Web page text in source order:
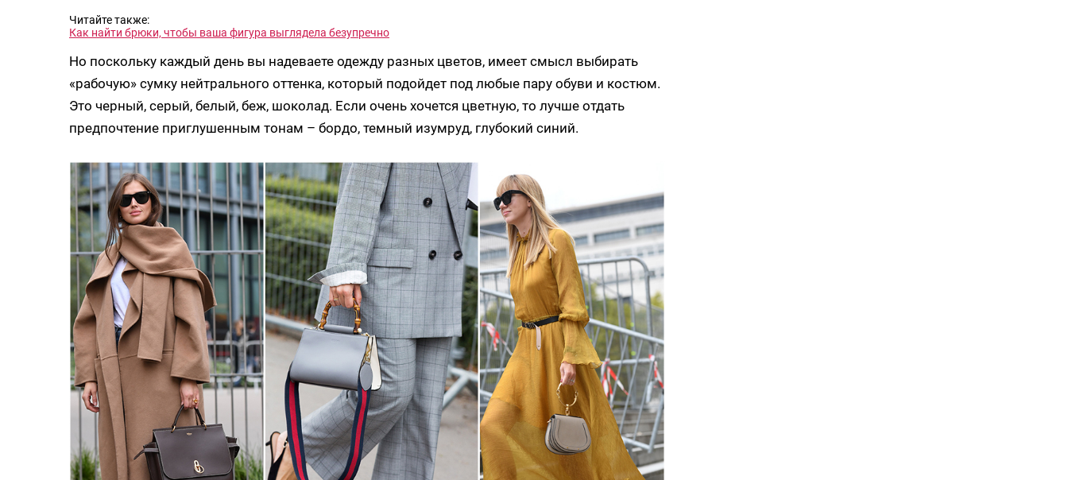
Читайте также:
Как найти брюки, чтобы ваша фигура выглядела безупречно
Но поскольку каждый день вы надеваете одежду разных цветов, имеет смысл выбирать
«рабочую» сумку нейтрального оттенка, который подойдет под любые пару обуви и костюм.
Это черный, серый, белый, беж, шоколад. Если очень хочется цветную, то лучше отдать
предпочтение приглушенным тонам – бордо, темный изумруд, глубокий синий.